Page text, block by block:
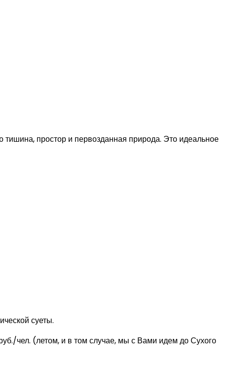
тишина, простор и первозданная природа. Это идеальное
суеты.
чел. (летом, и в том случае, мы с Вами идем до Сухого